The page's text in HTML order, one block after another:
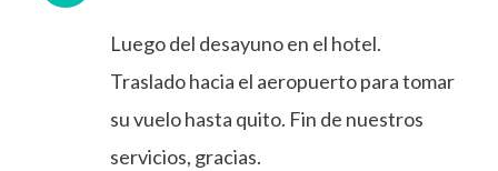
Luego del desayuno en el hotel.
Traslado hacia el aeropuerto para tomar
su vuelo hasta quito. Fin de nuestros
servicios, gracias.